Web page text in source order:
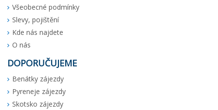
Všeobecné podmínky
Slevy, pojištění
Kde nás najdete
O nás
DOPORUČUJEME
Benátky zájezdy
Pyreneje zájezdy
Skotsko zájezdy